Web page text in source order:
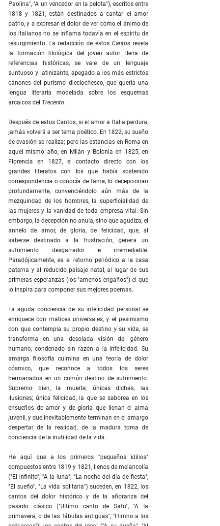
Paolina", "A un vencedor en la pelota"), escritos entre
1818 y 1821, están destinados a cantar el amor
patrio, y a expresar el dolor de ver cómo el ánimo de
los italianos no se inflama todavía en el espíritu de
resurgimiento. La redacción de estos Cantos revela
la formación filológica del joven autor: llena de
referencias históricas, se vale de un lenguaje
suntuoso y latinizante, apegado a los más estrictos
cánones del purismo dieciochesco, que quería una
lengua literaria modelada sobre los esquemas
arcaicos del Trecento.
Después de estos Cantos, si el amor a Italia perdura,
jamás volverá a ser tema poético. En 1822, su sueño
de evasión se realiza; pero las estancias en Roma en
aquel mismo año, en Milán y Bolonia en 1825, en
Florencia en 1827, el contacto directo con los
grandes literatos con los que había sostenido
correspondencia o conocía de fama, lo decepcionan
profundamente, convenciéndolo aún más de la
mezquindad de los hombres, la superficialidad de
las mujeres y la vanidad de toda empresa vital. Sin
embargo, la decepción no anula, sino que agudiza, el
anhelo de amor, de gloria, de felicidad, que, al
saberse destinado a la frustración, genera un
sufrimiento desgarrador e irremediable.
Paradójicamente, es el retorno periódico a la casa
paterna y al reducido paisaje natal, al lugar de sus
primeras esperanzas (los "amenos engaños") el que
lo inspira para componer sus mejores poemas.
La aguda conciencia de su infelicidad personal se
enriquece con matices universales, y el pesimismo
con que contempla su propio destino y su vida, se
transforma en una desolada visión del género
humano, condenado sin razón a la infelicidad. Su
amarga filosofía culmina en una teoría de dolor
cósmico, que reconoce a todos los seres
hermanados en un común destino de sufrimiento.
Supremo bien, la muerte; únicas dichas, las
ilusiones; única felicidad, la que se saborea en los
ensueños de amor y de gloria que llenan el alma
juvenil, y que inevitablemente terminan en el amargo
despertar de la realidad, de la madura toma de
conciencia de la inutilidad de la vida.
He aquí que a los primeros "pequeños idilios"
compuestos entre 1819 y 1821, llenos de melancolía
("El infinito", "A la luna"; "La noche del día de fiesta",
"El sueño", "La vida solitaria") suceden, en 1822, los
cantos del dolor histórico y de la añoranza del
pasado clásico ("Ultimo canto de Safo", "A la
primavera, o de las fábulas antiguas", "Himno a los